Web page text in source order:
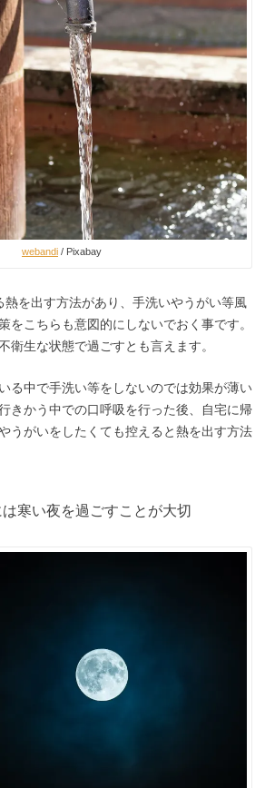
webandi / Pixabay
熱を出す方法があり、手洗いやうがい等風
をこちらも意図的にしないでおく事です。
衛生な状態で過ごすとも言えます。
る中で手洗い等をしないのでは効果が薄い
きかう中での口呼吸を行った後、自宅に帰
うがいをしたくても控えると熱を出す方法
寒い夜を過ごすことが大切